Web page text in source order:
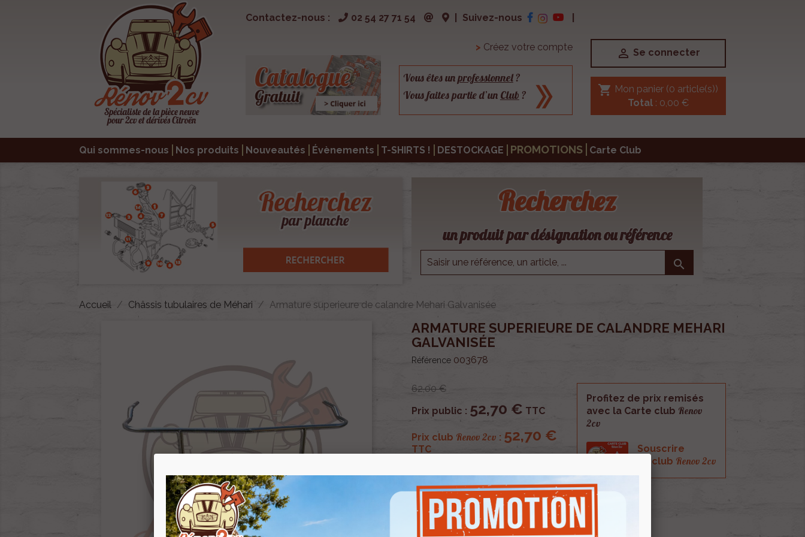
Contactez-nous : 02 54 27 71 54 Suivez-nous
> Créez votre compte
Vous êtes unprofessionnel?
Vous faites partie d’un Club ?
 Se connecter
shopping_cart Mon panier (0 article(s))
Total: 0,00 €
Qui sommes-nous Nos produits Nouveautés Évènements T-SHIRTS ! DESTOCKAGE PROMOTIONS Carte Club
Recherchez
un produit par désignation ou référence

Accueil Châssis tubulaires de Méhari Armature superieure de calandre Mehari Galvanisée
ARMATURE SUPERIEURE DE CALANDRE MEHARI
GALVANISÉE
Référence 003678
62,00 €
Prix public : 52,70 € TTC
Prix club Renov 2cv : 52,70 €
TTC
Profitez de prix remisés
avec la Carte club Renov
2cv
Souscrire
au club Renov 2cv